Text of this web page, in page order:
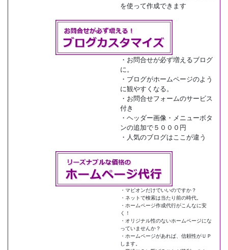
を使って作成できます
・お問合せが必ず増えるブログ
に。
・ブログがホームページのよう
に観やすくなる。
・お問合せフォームのサービス
付き
・ヘッダー画像・メニューボタ
ンの追加で５０００円
・人気のブログはここが違う
・マピオンだけでいいのですか？
・ネットで検索は当たり前の時代。
・ホームページ作成代行がこんなに安
く！
・オリジナル性のないホームページにな
っていませんか？
・ホームページがあれば、信頼性がＵＰ
します。